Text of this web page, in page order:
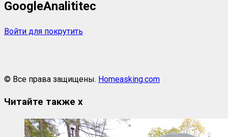
GoogleAnalititec
Войти для покрутить
© Все права защищены. Homeasking.com
Читайте также x